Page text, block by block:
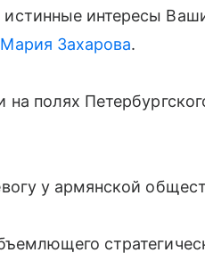
интересы
Мария Захарова.
полях
у армянской